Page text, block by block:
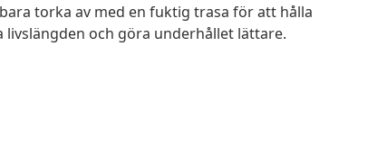
torka av med en fuktig trasa för att hålla
och göra underhållet lättare.